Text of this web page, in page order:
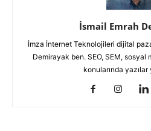
İsmail Emrah
İmza İnternet Teknolojileri dijital
Demirayak ben. SEO, SEM,
konularında yazılar